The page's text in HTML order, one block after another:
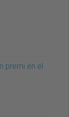
premi en el